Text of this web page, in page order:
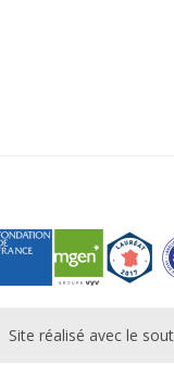
Site réalisé avec le